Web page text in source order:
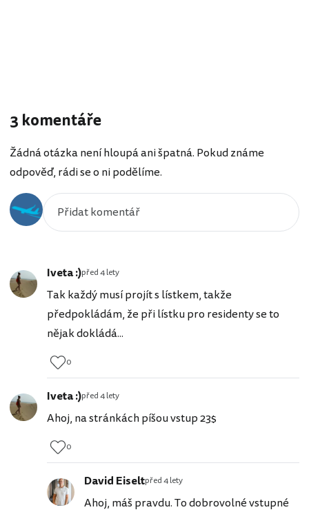
3 komentáře
Žádná otázka není hloupá ani špatná. Pokud známe
odpověď, rádi se o ni podělíme.
Iveta :)před 4 lety
Tak každý musí projít s lístkem, takže
předpokládám, že při lístku pro residenty se to
nějak dokládá...
0
Iveta :)před 4 lety
Ahoj, na stránkách píšou vstup 23$
0
David Eiseltpřed 4 lety
Ahoj, máš pravdu. To dobrovolné vstupné